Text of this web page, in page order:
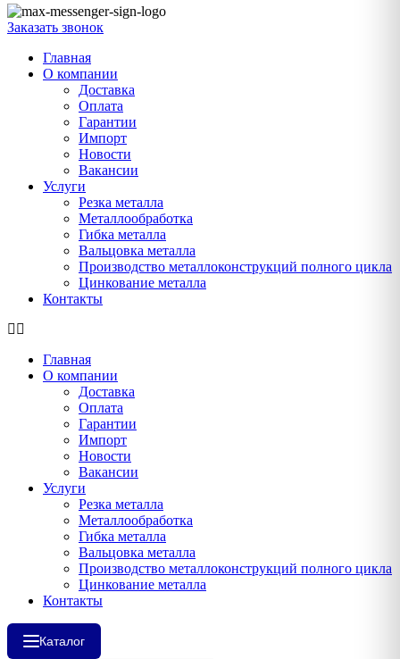
Заказать звонок
Главная
О компании
Доставка
Оплата
Гарантии
Импорт
Новости
Вакансии
Услуги
Резка металла
Металлообработка
Гибка металла
Вальцовка металла
Производство металлоконструкций полного цикла
Цинкование металла
Контакты
Главная
О компании
Доставка
Оплата
Гарантии
Импорт
Новости
Вакансии
Услуги
Резка металла
Металлообработка
Гибка металла
Вальцовка металла
Производство металлоконструкций полного цикла
Цинкование металла
Контакты
Каталог